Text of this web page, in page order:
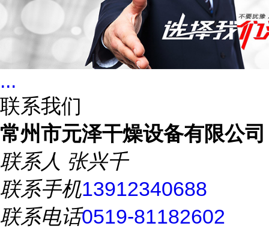
...
联系我们
常州市元泽干燥设备有限公司
联系人 张兴千
联系手机13912340688
联系电话0519-81182602